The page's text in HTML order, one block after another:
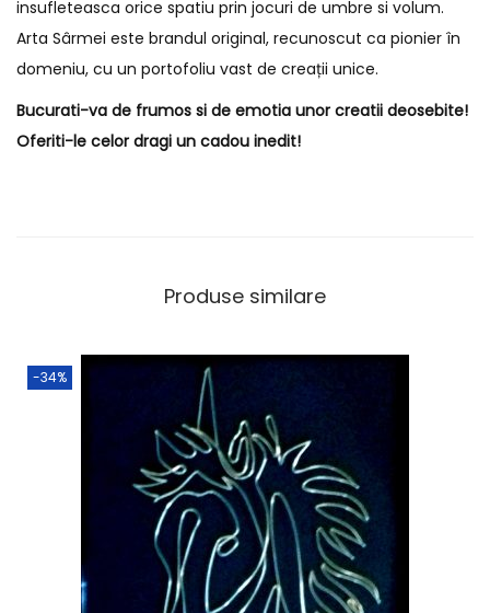
insufleteasca orice spatiu prin jocuri de umbre si volum.
Arta Sârmei este brandul original, recunoscut ca pionier în
domeniu, cu un portofoliu vast de creații unice.
Bucurati-va de frumos si de emotia unor creatii deosebite!
Oferiti-le celor dragi un cadou inedit!
Produse similare
-34%